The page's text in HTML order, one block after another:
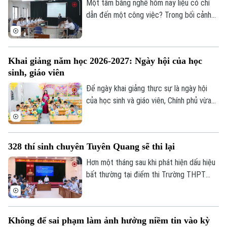
Golf
Tin tức
Sao
Thời trang
Âm nhạc
Đã phát sóng
Một tấm bằng nghề hôm nay liệu có chỉ
dẫn đến một công việc? Trong bối cảnh
nghề, mà còn là người có năng lực thích
vai trò mới.
Khai giảng năm học 2026-2027: Ngày hội của học
sinh, giáo viên
Để ngày khai giảng thực sự là ngày hội
của học sinh và giáo viên, Chính phủ vừa
chất đến sách giáo khoa, bảo đảm không
học sinh nào bị bỏ lại phía sau.
328 thí sinh chuyên Tuyên Quang sẽ thi lại
Hơn một tháng sau khi phát hiện dấu hiệu
bất thường tại điểm thi Trường THPT
Không để sai phạm làm ảnh hưởng niềm tin vào kỳ